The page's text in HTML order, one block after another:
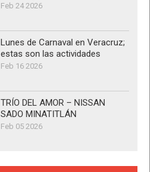
Feb 24 2026
Lunes de Carnaval en Veracruz;
estas son las actividades
Feb 16 2026
TRÍO DEL AMOR – NISSAN
SADO MINATITLÁN
Feb 05 2026